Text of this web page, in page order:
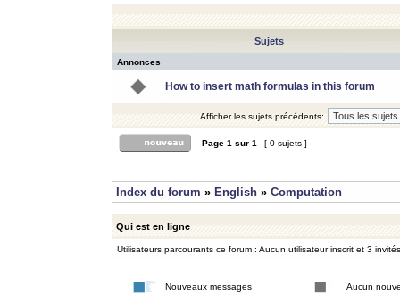
Sujets
Annonces
How to insert math formulas in this forum
Afficher les sujets précédents:
Page 1 sur 1 [ 0 sujets ]
Index du forum » English » Computation
Qui est en ligne
Utilisateurs parcourants ce forum : Aucun utilisateur inscrit et 3 invités
Nouveaux messages Aucun